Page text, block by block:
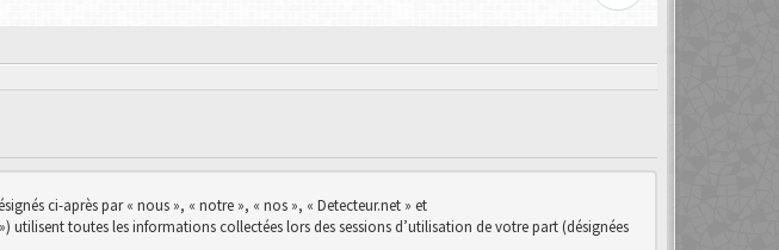
ci-après par « nous », « notre », « nos », « Detecteur.net » et
toutes les informations collectées lors des sessions d’utilisation de votre part (désignées